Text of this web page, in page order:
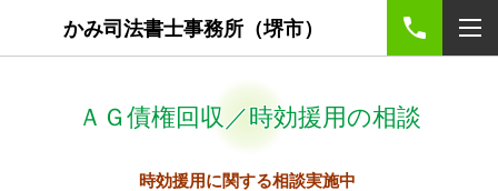
かみ司法書士事務所（堺市）
ＡＧ債権回収／時効援用の相談
時効援用に関する相談実施中